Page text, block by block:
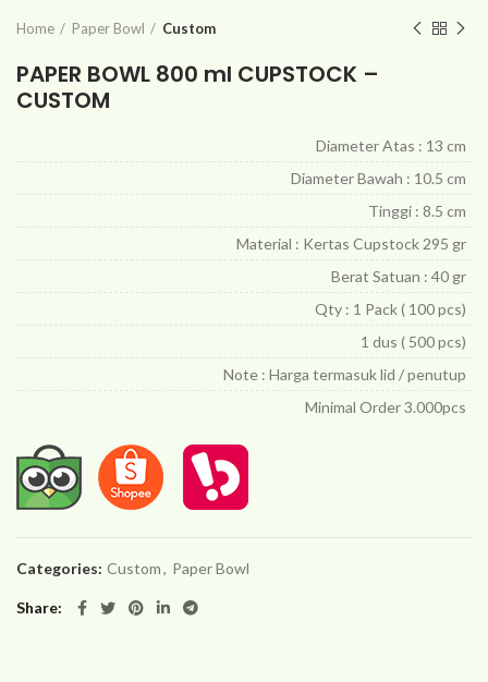
Home Paper Bowl Custom
PAPER BOWL 800 ml CUPSTOCK –
CUSTOM
Diameter Atas : 13 cm
Diameter Bawah : 10.5 cm
Tinggi : 8.5 cm
Material : Kertas Cupstock 295 gr
Berat Satuan : 40 gr
Qty : 1 Pack ( 100 pcs)
1 dus ( 500 pcs)
Note : Harga termasuk lid / penutup
Minimal Order 3.000pcs
Categories: Custom, Paper Bowl
Share